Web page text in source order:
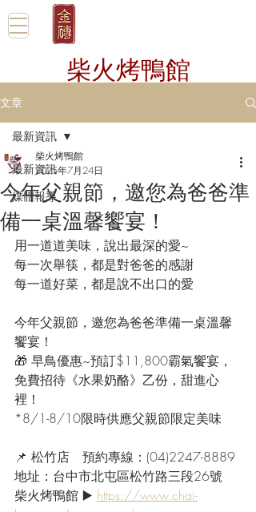
柴火烤鴨館
文章
最新資訊
媒體報導
最新資訊
今年父親節，邀您為爸爸準
備一桌溫馨饗宴！
柴火烤鴨館
2025年7月24日
用一道道美味，說出最深的愛~
每一次舉筷，都是對爸爸的感謝
每一道好菜，都是說不出口的愛
今年父親節，邀您為爸爸準備一桌溫馨
饗宴！
🎁 早鳥優惠~預訂$11,800霸氣饗宴，
免費招待《水果奶酪》乙份，甜進心
裡！
*8/1-8/10限時供應父親節限定美味
📌 松竹店　預約專線：(04)2247-8889
地址：台中市北屯區松竹路三段26號
柴火烤鴨館 ▶️ https://www.chai-